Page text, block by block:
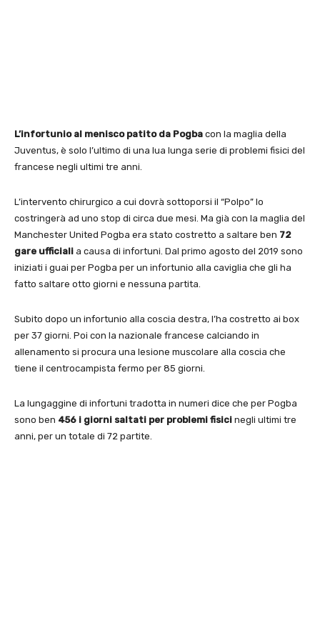
L’infortunio al menisco patito da Pogba con la maglia della
Juventus, è solo l’ultimo di una lua lunga serie di problemi fisici del
francese negli ultimi tre anni.
L’intervento chirurgico a cui dovrà sottoporsi il “Polpo” lo
costringerà ad uno stop di circa due mesi. Ma già con la maglia del
Manchester United Pogba era stato costretto a saltare ben 72
gare ufficiali a causa di infortuni. Dal primo agosto del 2019 sono
iniziati i guai per Pogba per un infortunio alla caviglia che gli ha
fatto saltare otto giorni e nessuna partita.
Subito dopo un infortunio alla coscia destra, l’ha costretto ai box
per 37 giorni. Poi con la nazionale francese calciando in
allenamento si procura una lesione muscolare alla coscia che
tiene il centrocampista fermo per 85 giorni.
La lungaggine di infortuni tradotta in numeri dice che per Pogba
sono ben 456 i giorni saltati per problemi fisici negli ultimi tre
anni, per un totale di 72 partite.